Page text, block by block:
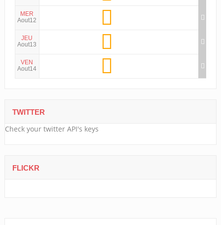
MER
Aout12
JEU
Aout13
VEN
Aout14
TWITTER
Check your twitter API's keys
FLICKR